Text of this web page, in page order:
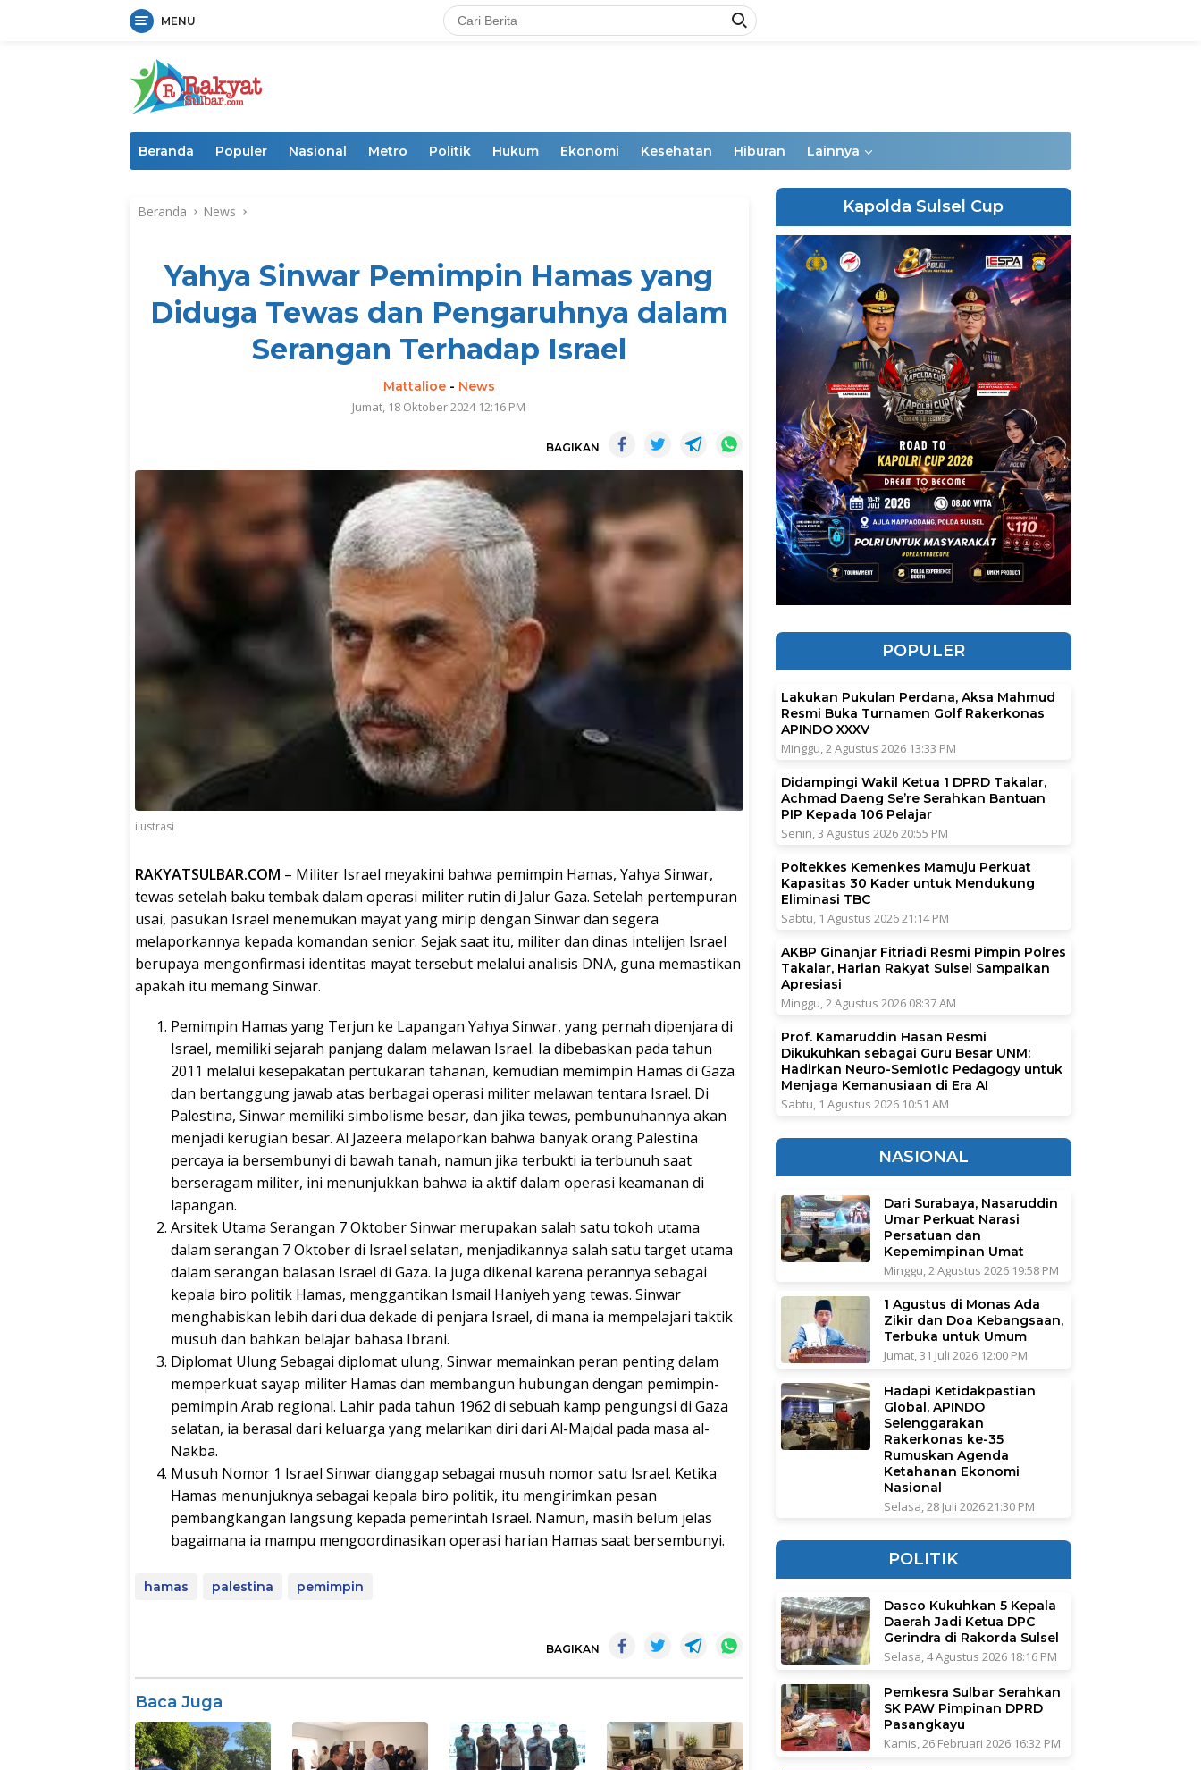
MENU
Beranda Populer Nasional Metro Politik Hukum Ekonomi Kesehatan Hiburan Lainnya
Beranda News
Yahya Sinwar Pemimpin Hamas yang
Diduga Tewas dan Pengaruhnya dalam
Serangan Terhadap Israel
Mattalioe- News
Jumat, 18 Oktober 2024 12:16 PM
BAGIKAN
ilustrasi
RAKYATSULBAR.COM – Militer Israel meyakini bahwa pemimpin Hamas, Yahya Sinwar,
tewas setelah baku tembak dalam operasi militer rutin di Jalur Gaza. Setelah pertempuran
usai, pasukan Israel menemukan mayat yang mirip dengan Sinwar dan segera
melaporkannya kepada komandan senior. Sejak saat itu, militer dan dinas intelijen Israel
berupaya mengonfirmasi identitas mayat tersebut melalui analisis DNA, guna memastikan
apakah itu memang Sinwar.
Pemimpin Hamas yang Terjun ke Lapangan Yahya Sinwar, yang pernah dipenjara di
Israel, memiliki sejarah panjang dalam melawan Israel. Ia dibebaskan pada tahun
2011 melalui kesepakatan pertukaran tahanan, kemudian memimpin Hamas di Gaza
dan bertanggung jawab atas berbagai operasi militer melawan tentara Israel. Di
Palestina, Sinwar memiliki simbolisme besar, dan jika tewas, pembunuhannya akan
menjadi kerugian besar. Al Jazeera melaporkan bahwa banyak orang Palestina
percaya ia bersembunyi di bawah tanah, namun jika terbukti ia terbunuh saat
berseragam militer, ini menunjukkan bahwa ia aktif dalam operasi keamanan di
lapangan.
Arsitek Utama Serangan 7 Oktober Sinwar merupakan salah satu tokoh utama
dalam serangan 7 Oktober di Israel selatan, menjadikannya salah satu target utama
dalam serangan balasan Israel di Gaza. Ia juga dikenal karena perannya sebagai
kepala biro politik Hamas, menggantikan Ismail Haniyeh yang tewas. Sinwar
menghabiskan lebih dari dua dekade di penjara Israel, di mana ia mempelajari taktik
musuh dan bahkan belajar bahasa Ibrani.
Diplomat Ulung Sebagai diplomat ulung, Sinwar memainkan peran penting dalam
memperkuat sayap militer Hamas dan membangun hubungan dengan pemimpin-
pemimpin Arab regional. Lahir pada tahun 1962 di sebuah kamp pengungsi di Gaza
selatan, ia berasal dari keluarga yang melarikan diri dari Al-Majdal pada masa al-
Nakba.
Musuh Nomor 1 Israel Sinwar dianggap sebagai musuh nomor satu Israel. Ketika
Hamas menunjuknya sebagai kepala biro politik, itu mengirimkan pesan
pembangkangan langsung kepada pemerintah Israel. Namun, masih belum jelas
bagaimana ia mampu mengoordinasikan operasi harian Hamas saat bersembunyi.
hamas palestina pemimpin
BAGIKAN
Baca Juga
Kapolda Sulsel Cup
POPULER
Lakukan Pukulan Perdana, Aksa Mahmud
Resmi Buka Turnamen Golf Rakerkonas
APINDO XXXV
Minggu, 2 Agustus 2026 13:33 PM
Didampingi Wakil Ketua 1 DPRD Takalar,
Achmad Daeng Se’re Serahkan Bantuan
PIP Kepada 106 Pelajar
Senin, 3 Agustus 2026 20:55 PM
Poltekkes Kemenkes Mamuju Perkuat
Kapasitas 30 Kader untuk Mendukung
Eliminasi TBC
Sabtu, 1 Agustus 2026 21:14 PM
AKBP Ginanjar Fitriadi Resmi Pimpin Polres
Takalar, Harian Rakyat Sulsel Sampaikan
Apresiasi
Minggu, 2 Agustus 2026 08:37 AM
Prof. Kamaruddin Hasan Resmi
Dikukuhkan sebagai Guru Besar UNM:
Hadirkan Neuro-Semiotic Pedagogy untuk
Menjaga Kemanusiaan di Era AI
Sabtu, 1 Agustus 2026 10:51 AM
NASIONAL
Dari Surabaya, Nasaruddin
Umar Perkuat Narasi
Persatuan dan
Kepemimpinan Umat
Minggu, 2 Agustus 2026 19:58 PM
1 Agustus di Monas Ada
Zikir dan Doa Kebangsaan,
Terbuka untuk Umum
Jumat, 31 Juli 2026 12:00 PM
Hadapi Ketidakpastian
Global, APINDO
Selenggarakan
Rakerkonas ke-35
Rumuskan Agenda
Ketahanan Ekonomi
Nasional
Selasa, 28 Juli 2026 21:30 PM
POLITIK
Dasco Kukuhkan 5 Kepala
Daerah Jadi Ketua DPC
Gerindra di Rakorda Sulsel
Selasa, 4 Agustus 2026 18:16 PM
Pemkesra Sulbar Serahkan
SK PAW Pimpinan DPRD
Pasangkayu
Kamis, 26 Februari 2026 16:32 PM